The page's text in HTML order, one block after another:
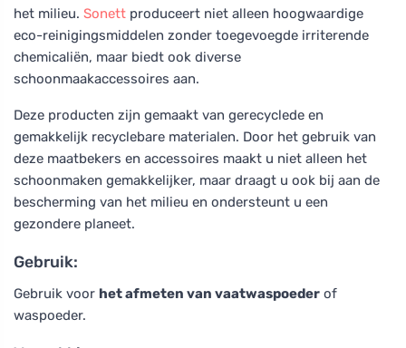
het milieu. Sonett produceert niet alleen hoogwaardige
eco-reinigingsmiddelen zonder toegevoegde irriterende
chemicaliën, maar biedt ook diverse
schoonmaakaccessoires aan.
Deze producten zijn gemaakt van gerecyclede en
gemakkelijk recyclebare materialen. Door het gebruik van
deze maatbekers en accessoires maakt u niet alleen het
schoonmaken gemakkelijker, maar draagt u ook bij aan de
bescherming van het milieu en ondersteunt u een
gezondere planeet.
Gebruik:
Gebruik voor het afmeten van vaatwaspoeder of
waspoeder.